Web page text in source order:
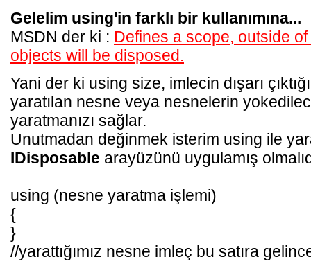
Gelelim using'in farklı bir kullanımına...
MSDN der ki : Defines a scope, outside
objects will be disposed.
Yani der ki using size, imlecin dışarı
yaratılan nesne veya nesnelerin
yaratmanızı sağlar.
Unutmadan değinmek isterim using ile
IDisposable arayüzünü uygulamış
using (nesne yaratma işlemi)
{
}
//yarattığımız nesne imleç bu satıra